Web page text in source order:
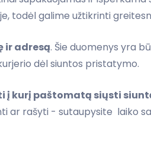
todėl galime užtikrinti
ir adresą. Šie duomenys yra
dėl siuntos pristatymo.
į kurį paštomatą siųsti
ar rašyti - sutaupysite laiko